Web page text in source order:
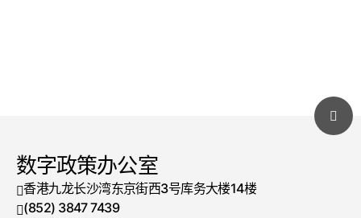
数字政策办公室
香港九龙长沙湾东京街西3号库务大楼14楼
电话号码
(852) 3847 7439